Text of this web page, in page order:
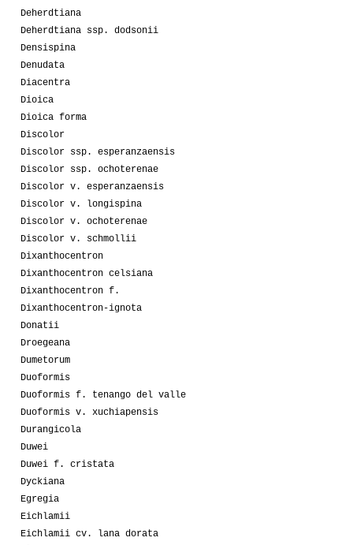
Deherdtiana
Deherdtiana ssp. dodsonii
Densispina
Denudata
Diacentra
Dioica
Dioica forma
Discolor
Discolor ssp. esperanzaensis
Discolor ssp. ochoterenae
Discolor v. esperanzaensis
Discolor v. longispina
Discolor v. ochoterenae
Discolor v. schmollii
Dixanthocentron
Dixanthocentron celsiana
Dixanthocentron f.
Dixanthocentron-ignota
Donatii
Droegeana
Dumetorum
Duoformis
Duoformis f. tenango del valle
Duoformis v. xuchiapensis
Durangicola
Duwei
Duwei f. cristata
Dyckiana
Egregia
Eichlamii
Eichlamii cv. lana dorata